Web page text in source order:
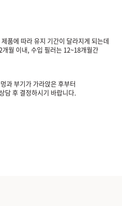
품에 따라 유지 기간이 달라지게 되는데
월 이내, 수입 필러는 12~18개월간
과 부기가 가라앉은 후부터
담 후 결정하시기 바랍니다.